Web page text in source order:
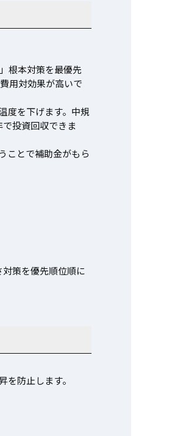
根本対策を最優先
用対効果が高いで
度を下げます。中規
投資回収できま
ことで補助金がもら
策を優先順位順に
防止します。